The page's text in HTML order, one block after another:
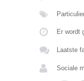
Er wordt
Laatste
Sociale